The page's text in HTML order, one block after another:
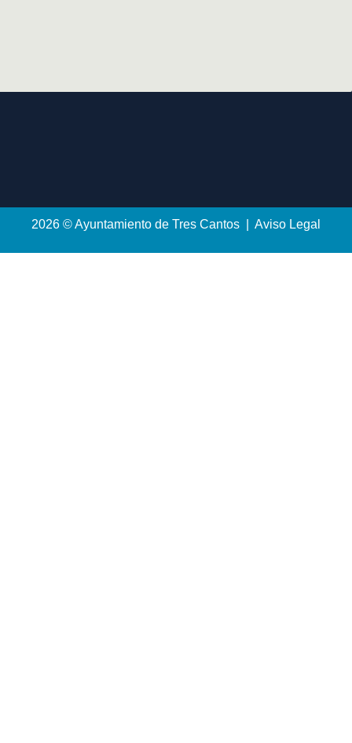
2026 © Ayuntamiento de Tres Cantos | Aviso Legal